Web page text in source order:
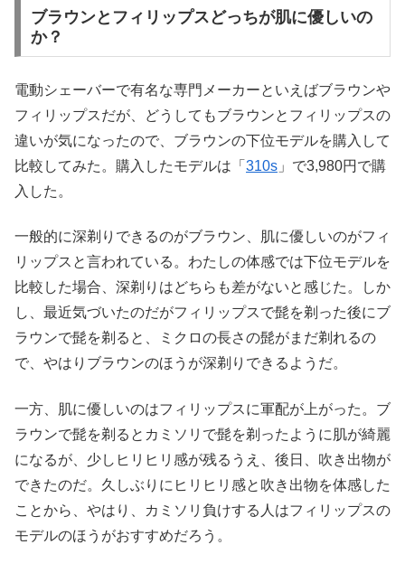
ブラウンとフィリップスどっちが肌に優しいの
か？
電動シェーバーで有名な専門メーカーといえばブラウンや
フィリップスだが、どうしてもブラウンとフィリップスの
違いが気になったので、ブラウンの下位モデルを購入して
比較してみた。購入したモデルは「 310s 」で3,980円で購
入した。
一般的に深剃りできるのがブラウン、肌に優しいのがフィ
リップスと言われている。わたしの体感では下位モデルを
比較した場合、深剃りはどちらも差がないと感じた。しか
し、最近気づいたのだがフィリップスで髭を剃った後にブ
ラウンで髭を剃ると、ミクロの長さの髭がまだ剃れるの
で、やはりブラウンのほうが深剃りできるようだ。
一方、肌に優しいのはフィリップスに軍配が上がった。ブ
ラウンで髭を剃るとカミソリで髭を剃ったように肌が綺麗
になるが、少しヒリヒリ感が残るうえ、後日、吹き出物が
できたのだ。久しぶりにヒリヒリ感と吹き出物を体感した
ことから、やはり、カミソリ負けする人はフィリップスの
モデルのほうがおすすめだろう。